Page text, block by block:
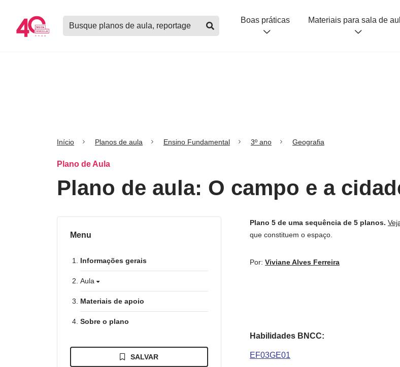
Buscar
planos
Boas práticas Materiais para sala de
Início Planos de aula Ensino Fundamental 3º ano Geografia
Plano de Aula
Plano de aula: O campo e a
Menu
Informações gerais
Aula
Materiais de apoio
Sobre o plano
SALVAR
Plano 5 de uma sequência de 5 planos.
que constituem o espaço.
Por: Viviane Alves Ferreira
Habilidades BNCC:
EF03GE01